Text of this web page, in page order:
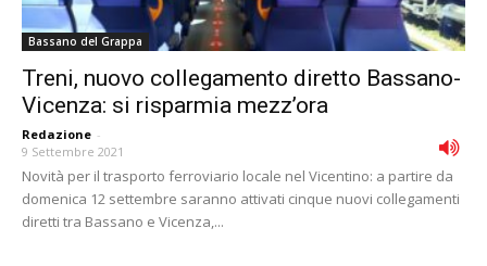
Bassano del Grappa
Treni, nuovo collegamento diretto Bassano-
Vicenza: si risparmia mezz’ora
Redazione -
9 Settembre 2021
Novità per il trasporto ferroviario locale nel Vicentino: a partire da
domenica 12 settembre saranno attivati cinque nuovi collegamenti
diretti tra Bassano e Vicenza,...